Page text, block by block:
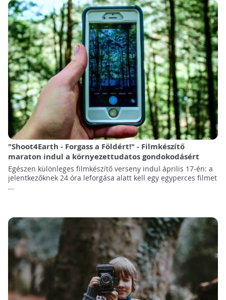
"Shoot4Earth - Forgass a Földért!" - Filmkészítő
maraton indul a környezettudatos gondokodásért
Egészen különleges filmkészítő verseny indul április 17-én: a
jelentkezőknek 24 óra leforgása alatt kell egy egyperces filmet
...